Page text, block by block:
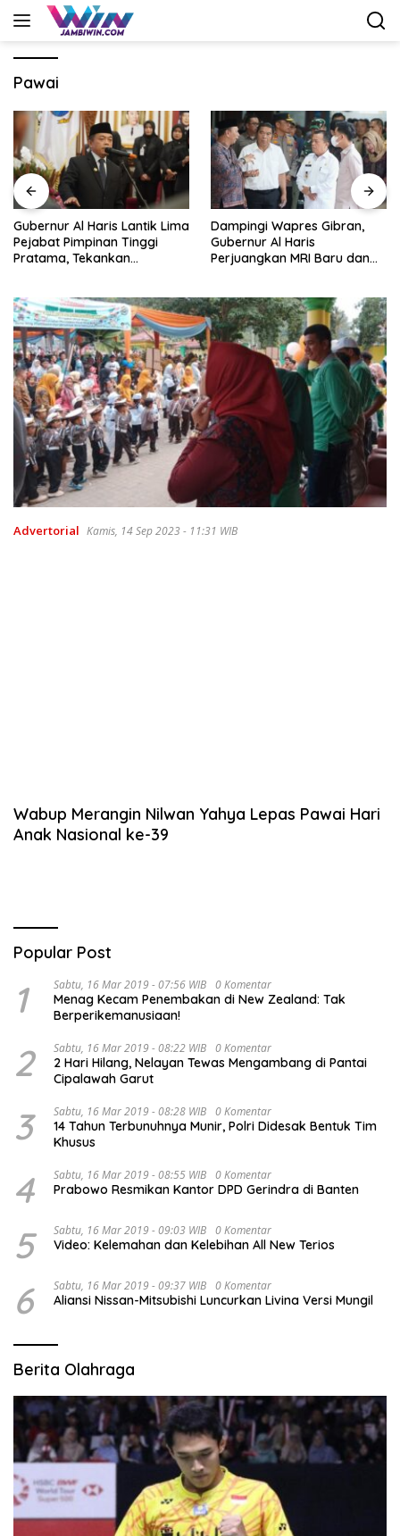
Langsung
Pawai
Dampingi Wapres Gibran,
Gubernur Al Haris
Perjuangkan MRI Baru dan
Gubernur Al Haris Jawab
Pandangan Umum Fraksi
DPRD: Komitmen Perkuat
Advertorial Kamis, 14 Sep 2023 - 11:31 WIB
Wabup Merangin Nilwan Yahya Lepas Pawai Hari
Anak Nasional ke-39
Popular Post
1 Sabtu, 16 Mar 2019 - 07:56 WIB 0 Komentar
Menag Kecam Penembakan di New Zealand: Tak
Berperikemanusiaan!
2 Sabtu, 16 Mar 2019 - 08:22 WIB 0 Komentar
2 Hari Hilang, Nelayan Tewas Mengambang di Pantai
Cipalawah Garut
3 Sabtu, 16 Mar 2019 - 08:28 WIB 0 Komentar
14 Tahun Terbunuhnya Munir, Polri Didesak Bentuk Tim
Khusus
4 Sabtu, 16 Mar 2019 - 08:55 WIB 0 Komentar
Prabowo Resmikan Kantor DPD Gerindra di Banten
5 Sabtu, 16 Mar 2019 - 09:03 WIB 0 Komentar
Video: Kelemahan dan Kelebihan All New Terios
6 Sabtu, 16 Mar 2019 - 09:37 WIB 0 Komentar
Aliansi Nissan-Mitsubishi Luncurkan Livina Versi Mungil
Berita Olahraga